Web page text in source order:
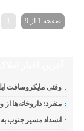
صفحه 1 از 9
وقتی مایکروسافت
منفرد: داروخانه‌ها از
انسداد مسیر جنوب